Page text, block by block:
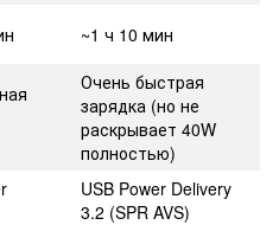
~1 ч 10 мин
Очень быстрая
зарядка (но не
раскрывает 40W
полностью)
USB Power Delivery
3.2 (SPR AVS)